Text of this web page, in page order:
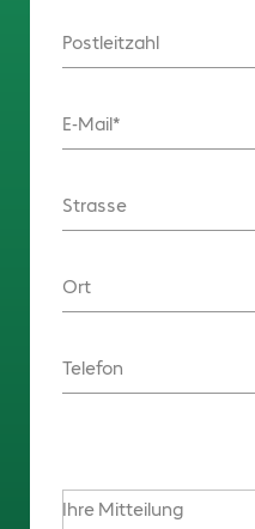
Postleitzahl
E-Mail
Strasse
Ort
Telefon
Ihre Mitteilung